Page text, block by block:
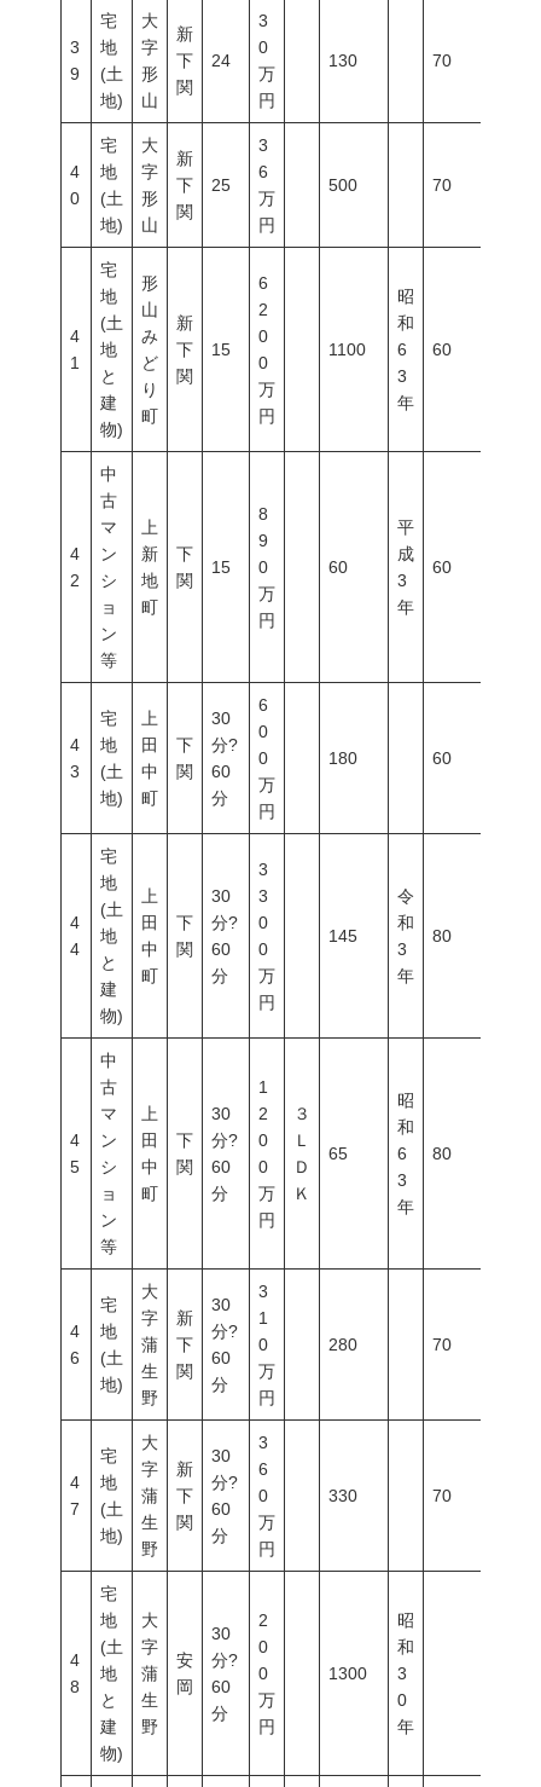
3
9
宅
地
(土
地)
大
字
形
山
新
下
関
24
3
0
万
円
130 70
4
0
宅
地
(土
地)
大
字
形
山
新
下
関
25
3
6
万
円
500 70
4
1
宅
地
(土
地
と
建
物)
形
山
み
ど
り
町
新
下
関
15
6
2
0
0
万
円
1100
昭
和
6
3
年
60
4
2
中
古
マ
ン
シ
ョ
ン
等
上
新
地
町
下
関
15
8
9
0
万
円
60
平
成
3
年
60
4
3
宅
地
(土
地)
上
田
中
町
下
関
30
分?
60
分
6
0
0
万
円
180 60
4
4
宅
地
(土
地
と
建
物)
上
田
中
町
下
関
30
分?
60
分
3
3
0
0
万
円
145
令
和
3
年
80
4
5
中
古
マ
ン
シ
ョ
ン
等
上
田
中
町
下
関
30
分?
60
分
1
2
0
0
万
円
３
Ｌ
Ｄ
Ｋ
65
昭
和
6
3
年
80
4
6
宅
地
(土
地)
大
字
蒲
生
野
新
下
関
30
分?
60
分
3
1
0
万
円
280 70
4
7
宅
地
(土
地)
大
字
蒲
生
野
新
下
関
30
分?
60
分
3
6
0
万
円
330 70
4
8
宅
地
(土
地
と
建
物)
大
字
蒲
生
野
安
岡
30
分?
60
分
2
0
0
万
円
1300
昭
和
3
0
年